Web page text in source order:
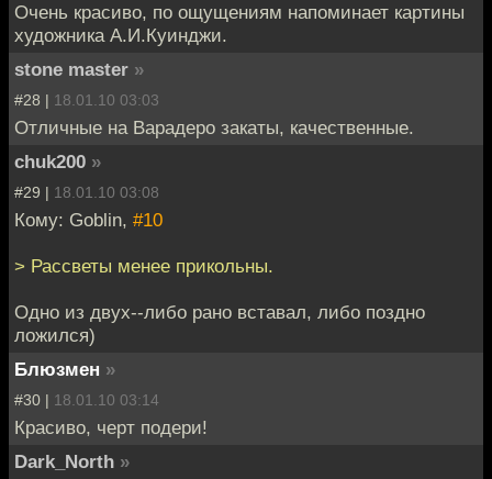
Очень красиво, по ощущениям напоминает картины
художника А.И.Куинджи.
stone master »
#28 | 18.01.10 03:03
Отличные на Варадеро закаты, качественные.
chuk200 »
#29 | 18.01.10 03:08
Кому: Goblin, #10
> Рассветы менее прикольны.
Одно из двух--либо рано вставал, либо поздно
ложился)
Блюзмен »
#30 | 18.01.10 03:14
Красиво, черт подери!
Dark_North »